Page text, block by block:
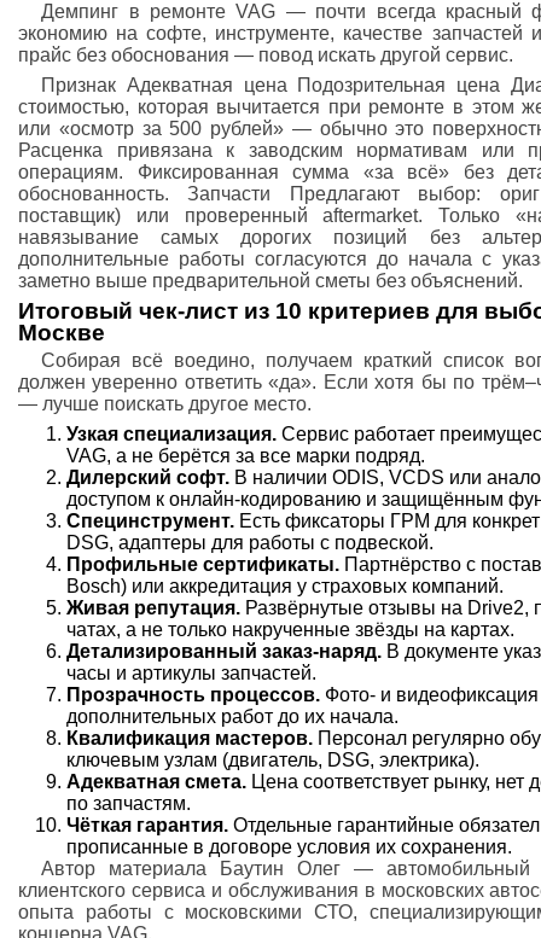
Демпинг в ремонте VAG — почти всегда красный
экономию на софте, инструменте, качестве
прайс без обоснования — повод искать другой сервис.
Признак Адекватная цена Подозрительная цена
стоимостью, которая вычитается при ремонте в этом
или «осмотр за 500 рублей» — обычно это
Расценка привязана к заводским нормативам или
операциям. Фиксированная сумма «за всё» без
обоснованность. Запчасти Предлагают выбор:
поставщик) или проверенный aftermarket. Только
навязывание самых дорогих позиций без
дополнительные работы согласуются до начала с
заметно выше предварительной сметы без объяснений.
Итоговый чек‑лист из 10 критериев для
Москве
Собирая всё воедино, получаем краткий список
должен уверенно ответить «да». Если хотя бы по
— лучше поискать другое место.
Узкая специализация. Сервис работает
VAG, а не берётся за все марки подряд.
Дилерский софт. В наличии ODIS, VCDS или
доступом к онлайн-кодированию и защищённым
Специнструмент. Есть фиксаторы ГРМ для
DSG, адаптеры для работы с подвеской.
Профильные сертификаты. Партнёрство с
Bosch) или аккредитация у страховых компаний.
Живая репутация. Развёрнутые отзывы на
чатах, а не только накрученные звёзды на картах.
Детализированный заказ-наряд. В документе
часы и артикулы запчастей.
Прозрачность процессов. Фото- и
дополнительных работ до их начала.
Квалификация мастеров. Персонал регулярно
ключевым узлам (двигатель, DSG, электрика).
Адекватная смета. Цена соответствует рынку,
по запчастям.
Чёткая гарантия. Отдельные гарантийные
прописанные в договоре условия их сохранения.
Автор материала Баутин Олег — автомобильный
клиентского сервиса и обслуживания в московских
опыта работы с московскими СТО,
концерна VAG.